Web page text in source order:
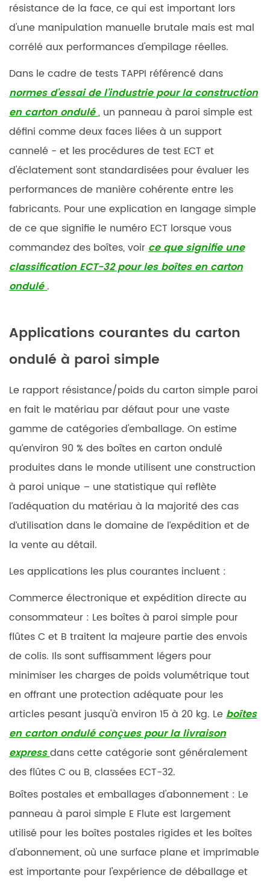
résistance de la face, ce qui est important lors
d'une manipulation manuelle brutale mais est mal
corrélé aux performances d'empilage réelles.
Dans le cadre de tests TAPPI référencé dans
normes d'essai de l'industrie pour la construction
en carton ondulé, un panneau à paroi simple est
défini comme deux faces liées à un support
cannelé - et les procédures de test ECT et
d'éclatement sont standardisées pour évaluer les
performances de manière cohérente entre les
fabricants. Pour une explication en langage simple
de ce que signifie le numéro ECT lorsque vous
commandez des boîtes, voirce que signifie une
classification ECT-32 pour les boîtes en carton
ondulé.
Applications courantes du carton
ondulé à paroi simple
Le rapport résistance/poids du carton simple paroi
en fait le matériau par défaut pour une vaste
gamme de catégories d'emballage. On estime
qu’environ 90 % des boîtes en carton ondulé
produites dans le monde utilisent une construction
à paroi unique – une statistique qui reflète
l’adéquation du matériau à la majorité des cas
d’utilisation dans le domaine de l’expédition et de
la vente au détail.
Les applications les plus courantes incluent :
Commerce électronique et expédition directe au
consommateur : Les boîtes à paroi simple pour
flûtes C et B traitent la majeure partie des envois
de colis. Ils sont suffisamment légers pour
minimiser les charges de poids volumétrique tout
en offrant une protection adéquate pour les
articles pesant jusqu'à environ 15 à 20 kg. Leboîtes
en carton ondulé conçues pour la livraison
expressdans cette catégorie sont généralement
des flûtes C ou B, classées ECT-32.
Boîtes postales et emballages d'abonnement : Le
panneau à paroi simple E Flute est largement
utilisé pour les boîtes postales rigides et les boîtes
d'abonnement, où une surface plane et imprimable
est importante pour l'expérience de déballage et